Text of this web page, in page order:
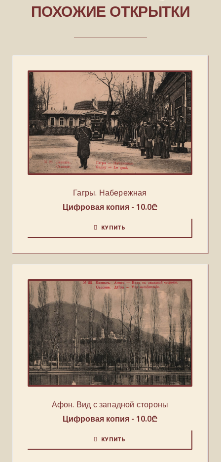
ПОХОЖИЕ ОТКРЫТКИ
Гагры. Набережная
Цифровая копия - 10.0₾
КУПИТЬ
Афон. Вид с западной стороны
Цифровая копия - 10.0₾
КУПИТЬ